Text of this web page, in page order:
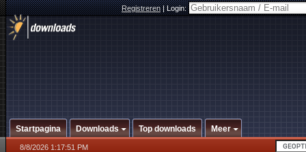
Registreren|Login:
Startpagina Downloads Top downloads Meer
8/8/2026 1:17:51 PM